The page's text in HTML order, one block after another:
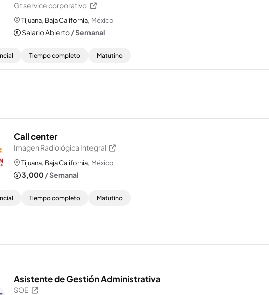
Gt service corporativo
Tijuana, Baja California, México
Salario Abierto/ Semanal
Tiempo completo Matutino
Call center
Imagen Radiológica Integral
Tijuana, Baja California, México
3,000/ Semanal
Tiempo completo Matutino
Asistente de Gestión Administrativa
SOE